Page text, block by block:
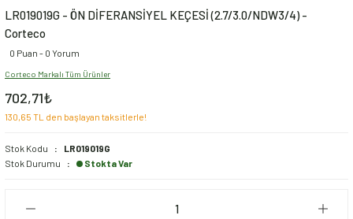
LR019019G - ÖN DİFERANSİYEL KEÇESİ (2.7/3.0/NDW3/4) -
Corteco
0 Puan - 0 Yorum
Corteco Markalı Tüm Ürünler
702,71₺
130,65 TL den başlayan taksitlerle!
Stok Kodu
LR019019G
Stok Durumu
Stokta Var